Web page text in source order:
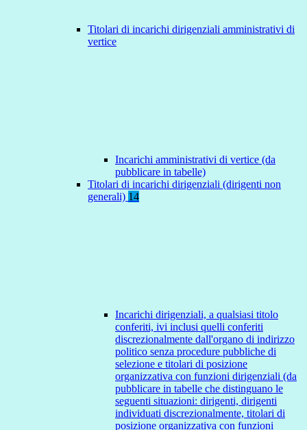
Titolari di incarichi dirigenziali amministrativi di
vertice
Incarichi amministrativi di vertice (da
pubblicare in tabelle)
Titolari di incarichi dirigenziali (dirigenti non
generali) 14
Incarichi dirigenziali, a qualsiasi titolo
conferiti, ivi inclusi quelli conferiti
discrezionalmente dall'organo di indirizzo
politico senza procedure pubbliche di
selezione e titolari di posizione
organizzativa con funzioni dirigenziali (da
pubblicare in tabelle che distinguano le
seguenti situazioni: dirigenti, dirigenti
individuati discrezionalmente, titolari di
posizione organizzativa con funzioni